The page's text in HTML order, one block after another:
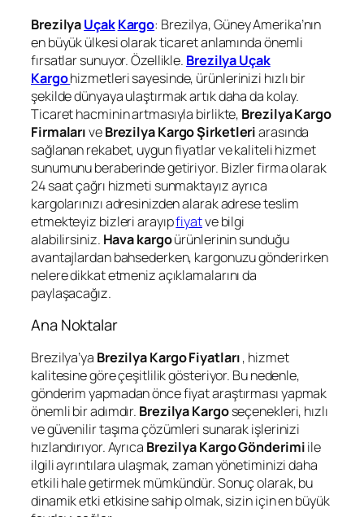
BrezilyaUçakKargo: Brezilya, Güney Amerika’nın
en büyük ülkesi olarak ticaret anlamında önemli
fırsatlar sunuyor. Özellikle. Brezilya Uçak
Kargohizmetleri sayesinde, ürünlerinizi hızlı bir
şekilde dünyaya ulaştırmak artık daha da kolay.
Ticaret hacminin artmasıyla birlikte, Brezilya Kargo
FirmalarıveBrezilya Kargo Şirketleriarasında
sağlanan rekabet, uygun fiyatlar ve kaliteli hizmet
sunumunu beraberinde getiriyor. Bizler firma olarak
24 saat çağrı hizmeti sunmaktayız ayrıca
kargolarınızı adresinizden alarak adrese teslim
etmekteyiz bizleri arayıpfiyatve bilgi
alabilirsiniz. Hava kargoürünlerinin sunduğu
avantajlardan bahsederken, kargonuzu gönderirken
nelere dikkat etmeniz açıklamalarını da
paylaşacağız.
Ana Noktalar
Brezilya’ya Brezilya Kargo Fiyatları, hizmet
kalitesine göre çeşitlilik gösteriyor. Bu nedenle,
gönderim yapmadan önce fiyat araştırması yapmak
önemli bir adımdır. Brezilya Kargoseçenekleri, hızlı
ve güvenilir taşıma çözümleri sunarak işlerinizi
hızlandırıyor. Ayrıca Brezilya Kargo Gönderimiile
ilgili ayrıntılara ulaşmak, zaman yönetiminizi daha
etkili hale getirmek mümkündür. Sonuç olarak, bu
dinamik etki etkisine sahip olmak, sizin için en büyük